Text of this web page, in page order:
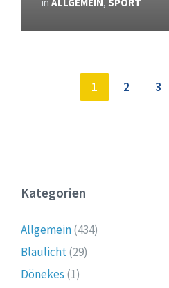
Beiträge
1 2 3
Kategorien
Allgemein(434)
Blaulicht(29)
Dönekes (1)